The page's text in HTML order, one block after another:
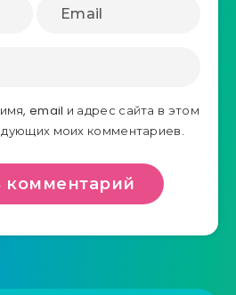
email и адрес сайта в этом
моих комментариев.